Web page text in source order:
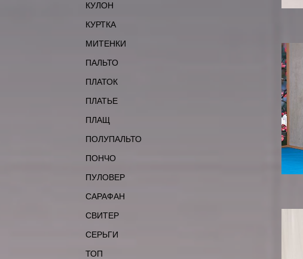
КУЛОН
КУРТКА
МИТЕНКИ
ПАЛЬТО
ПЛАТОК
ПЛАТЬЕ
ПЛАЩ
ПОЛУПАЛЬТО
ПОНЧО
ПУЛОВЕР
САРАФАН
СВИТЕР
СЕРЬГИ
ТОП